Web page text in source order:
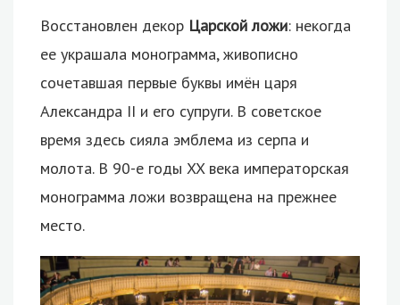
Восстановлен декор Царской ложи: некогда
ее украшала монограмма, живописно
сочетавшая первые буквы имён царя
Александра II и его супруги. В советское
время здесь сияла эмблема из серпа и
молота. В 90-е годы XX века императорская
монограмма ложи возвращена на прежнее
место.